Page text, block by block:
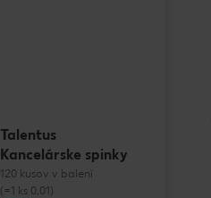
Talentus
Kancelárske spinky
120 kusov v balení
(=1 ks 0,01)